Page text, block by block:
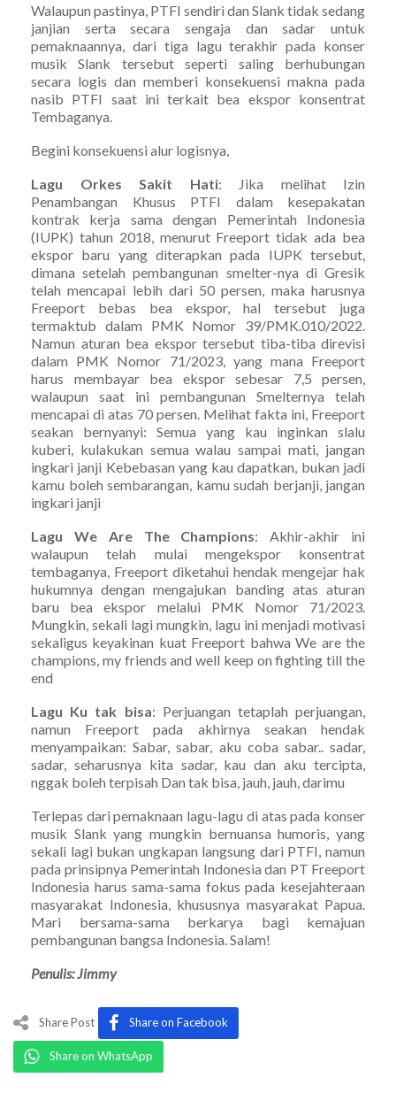
Walaupun pastinya, PTFI sendiri dan Slank tidak sedang
janjian serta secara sengaja dan sadar untuk
pemaknaannya, dari tiga lagu terakhir pada konser
musik Slank tersebut seperti saling berhubungan
secara logis dan memberi konsekuensi makna pada
nasib PTFI saat ini terkait bea ekspor konsentrat
Tembaganya.
Begini konsekuensi alur logisnya,
Lagu Orkes Sakit Hati: Jika melihat Izin
Penambangan Khusus PTFI dalam kesepakatan
kontrak kerja sama dengan Pemerintah Indonesia
(IUPK) tahun 2018, menurut Freeport tidak ada bea
ekspor baru yang diterapkan pada IUPK tersebut,
dimana setelah pembangunan smelter-nya di Gresik
telah mencapai lebih dari 50 persen, maka harusnya
Freeport bebas bea ekspor, hal tersebut juga
termaktub dalam PMK Nomor 39/PMK.010/2022.
Namun aturan bea ekspor tersebut tiba-tiba direvisi
dalam PMK Nomor 71/2023, yang mana Freeport
harus membayar bea ekspor sebesar 7,5 persen,
walaupun saat ini pembangunan Smelternya telah
mencapai di atas 70 persen. Melihat fakta ini, Freeport
seakan bernyanyi: Semua yang kau inginkan slalu
kuberi, kulakukan semua walau sampai mati, jangan
ingkari janji Kebebasan yang kau dapatkan, bukan jadi
kamu boleh sembarangan, kamu sudah berjanji, jangan
ingkari janji
Lagu We Are The Champions: Akhir-akhir ini
walaupun telah mulai mengekspor konsentrat
tembaganya, Freeport diketahui hendak mengejar hak
hukumnya dengan mengajukan banding atas aturan
baru bea ekspor melalui PMK Nomor 71/2023.
Mungkin, sekali lagi mungkin, lagu ini menjadi motivasi
sekaligus keyakinan kuat Freeport bahwa We are the
champions, my friends and well keep on fighting till the
end
Lagu Ku tak bisa: Perjuangan tetaplah perjuangan,
namun Freeport pada akhirnya seakan hendak
menyampaikan: Sabar, sabar, aku coba sabar.. sadar,
sadar, seharusnya kita sadar, kau dan aku tercipta,
nggak boleh terpisah Dan tak bisa, jauh, jauh, darimu
Terlepas dari pemaknaan lagu-lagu di atas pada konser
musik Slank yang mungkin bernuansa humoris, yang
sekali lagi bukan ungkapan langsung dari PTFI, namun
pada prinsipnya Pemerintah Indonesia dan PT Freeport
Indonesia harus sama-sama fokus pada kesejahteraan
masyarakat Indonesia, khususnya masyarakat Papua.
Mari bersama-sama berkarya bagi kemajuan
pembangunan bangsa Indonesia. Salam!
Penulis: Jimmy
Share Post Share on Facebook
Share on WhatsApp